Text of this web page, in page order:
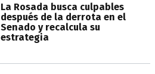
La Rosada busca culpables
después de la derrota en el
Senado y recalcula su
estrategia